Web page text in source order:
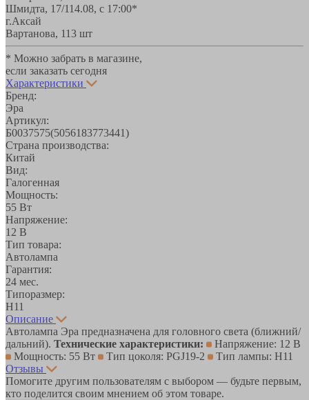
Шмидта, 17/114.08, с 17:00*
г.Аксай
Вартанова, 113 шт
* Можно забрать в магазине,
если заказать сегодня
Характеристики
Бренд:
Эра
Артикул:
Б0037575(5056183773441)
Страна производства:
Китай
Вид:
Галогенная
Мощность:
55 Вт
Напряжение:
12 В
Тип товара:
Автолампа
Гарантия:
24 мес.
Типоразмер:
H11
Описание
Автолампа Эра предназначена для головного света (ближний/
дальний). Технические характеристики:
Напряжение: 12 В
Мощность: 55 Вт
Тип цоколя: PGJ19-2
Тип лампы: H11
Отзывы
Помогите другим пользователям с выбором — будьте первым,
кто поделится своим мнением об этом товаре.